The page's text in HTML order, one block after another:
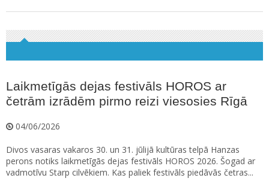
Laikmetīgās dejas festivāls HOROS ar
četrām izrādēm pirmo reizi viesosies Rīgā
04/06/2026
Divos vasaras vakaros 30. un 31. jūlijā kultūras telpā Hanzas
perons notiks laikmetīgās dejas festivāls HOROS 2026. Šogad ar
vadmotīvu Starp cilvēkiem. Kas paliek festivāls piedāvās četras...